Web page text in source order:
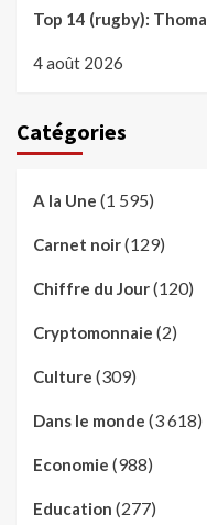
Top 14 (rugby):
4 août 2026
Catégories
A la Une (1 595)
Carnet noir(129)
Chiffre du Jour(120)
Cryptomonnaie (2)
Culture (309)
Dans le monde (3 618)
Economie (988)
Education (277)